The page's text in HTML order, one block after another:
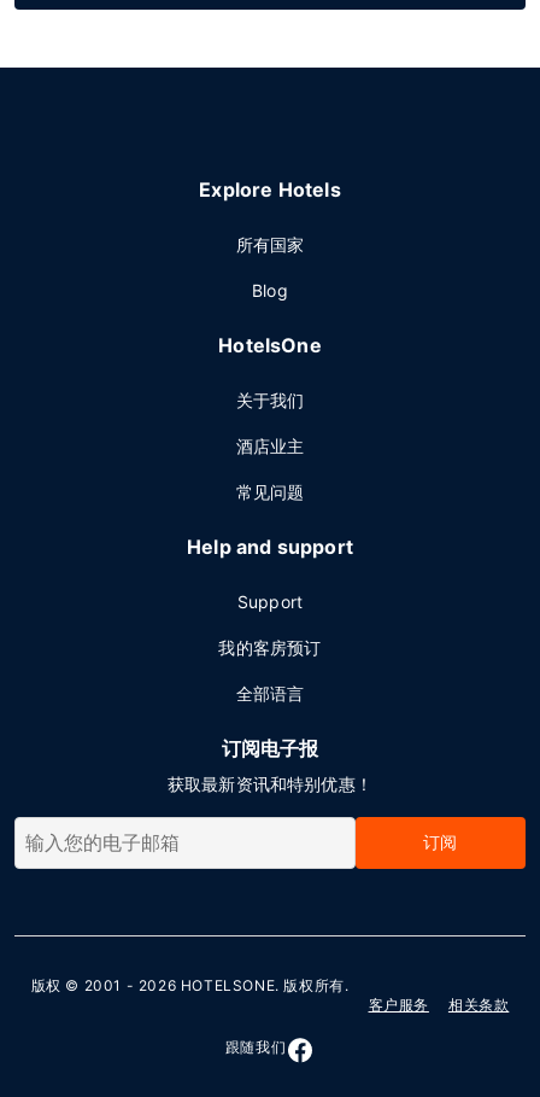
Explore Hotels
所有国家
Blog
HotelsOne
关于我们
酒店业主
常见问题
Help and support
Support
我的客房预订
全部语言
订阅电子报
获取最新资讯和特别优惠！
订阅
版权 © 2001 - 2026 HOTELSONE. 版权所有.
客户服务
相关条款
跟随我们